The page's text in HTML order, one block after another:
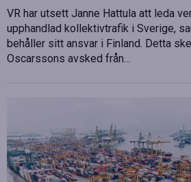
VR har utsett Janne Hattula att leda
upphandlad kollektivtrafik i Sverige,
behåller sitt ansvar i Finland. Detta
Oscarssons avsked från…